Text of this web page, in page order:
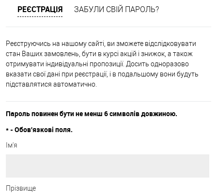
РЕЄСТРАЦІЯ ЗАБУЛИ СВІЙ ПАРОЛЬ?
Реєструючись на нашому сайті, ви зможете відслідковувати
стан Ваших замовлень, бути в курсі акцій і знижок, а також
отримувати індивідуальні пропозиції. Досить одноразово
вказати свої дані при реєстрації, і в подальшому вони будуть
підставлятися автоматично.
Пароль повинен бути не менш 6 символів довжиною.
* - Обов'язкові поля.
Ім'я
Прізвище